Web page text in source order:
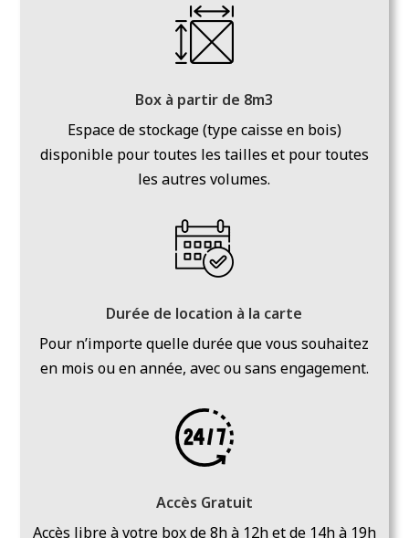
Box à partir de 8m3
Espace de stockage (type caisse en bois)
disponible pour toutes les tailles et pour toutes
les autres volumes.
Durée de location à la carte
Pour n’importe quelle durée que vous souhaitez
en mois ou en année, avec ou sans engagement.
Accès Gratuit
Accès libre à votre box de 8h à 12h et de 14h à 19h